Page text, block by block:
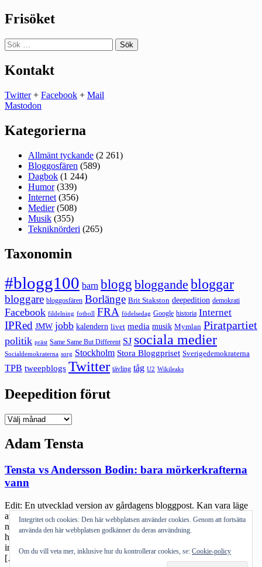
Frisöket
Sök
efter:
Kontakt
Twitter+ Facebook + Mail
Mastodon
Kategorierna
Allmänt tyckande (2 261)
Bloggosfären (589)
Dagbok (1 244)
Humor(339)
Internet (356)
Medier(508)
Musik (355)
Tekniknörderi (265)
Taxonomin
#blogg100 barn blogg bloggande bloggar
bloggare bloggosfären Borlänge Brit Stakston deepedition demokrati
Facebook fildelning fotboll FRA födelsedag Google historia Internet
IPRed JMW jobb kalendern livet media musik Mymlan Piratpartiet
politik präst Same Same But Different SJ sociala medier
Socialdemokraterna sorg Stockholm Stora Bloggpriset Sverigedemokraterna
TPB tweepblogs Twitter tävling tåg U2 Wikileaks
Deepedition förut
Deepedition
Adam Tensta
Tensta vs Andersson Bodin: bara mörkerkrafterna
vann
Edit: En utvecklad version av gårdagens bloggpost. Kan vara läge
att läsa även om du läst den innan. Ingen ska behöva utstå hot eller
nedsättande kommentarer. Ingen ska behöva få kommentarer som
handlar om att bli våldtagen, slagen eller på annat sätt få sin
integritet och trygghet förstörd. Oavsett vad hen valt att göra. Det
[…]
Integritet och cookies: Den här webbplatsen använder cookies. Genom att fortsätta
använda den här webbplatsen godkänner du deras användning.
Om du vill veta mer, inklusive hur du kontrollerar cookies, se: Cookie-policy